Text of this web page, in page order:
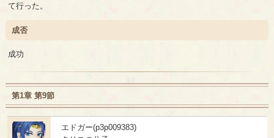
て行った。
成否
成功
第1章 第9節
エドガー(p3p009383)